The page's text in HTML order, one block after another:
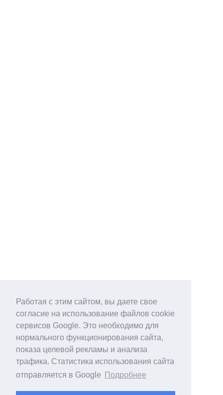
Работая с этим сайтом, вы даете свое
согласие на использование файлов cookie
сервисов Google. Это необходимо для
нормального функционирования сайта,
показа целевой рекламы и анализа
трафика. Статистика использования сайта
отправляется в Google
Подробнее